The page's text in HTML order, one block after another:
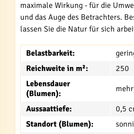
maximale Wirkung - für die
und das Auge des Betrachters.
lassen Sie die Natur für sich
Belastbarkeit:
Reichweite in m²:
250
Lebensdauer
(Blumen):
Aussaattiefe:
0,5
Standort (Blumen):